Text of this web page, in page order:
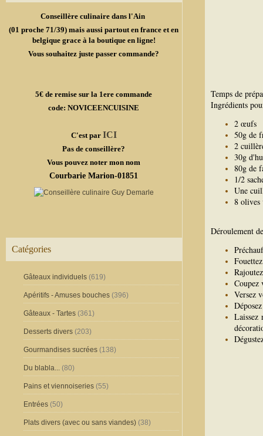
Conseillère culinaire dans l'Ain
(01 proche 71/39) mais aussi partout en france et en
belgique grace à la boutique en ligne!
Vous souhaitez juste passer commande?
5€ de remise sur la 1ere commande
code: NOVICEENCUISINE
C'est par ICI
Pas de conseillère?
Vous pouvez noter mon nom
Courbarie Marion-01851
Catégories
Gâteaux individuels (619)
Apéritifs - Amuses bouches (396)
Gâteaux - Tartes (361)
Desserts divers (203)
Gourmandises sucrées (138)
Du blabla... (80)
Pains et viennoiseries (55)
Entrées (50)
Plats divers (avec ou sans viandes) (38)
Temps de
Ingrédients
2 œufs
50g de
2
30g
80g de
1/2
Une
8 olives
Déroulement
Coupez
Versez
Laissez